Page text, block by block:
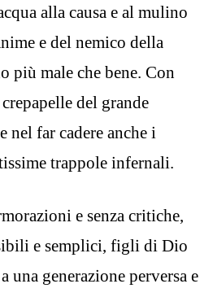
alla causa e al mulino
e del nemico della
più male che bene. Con
del grande
nel far cadere anche i
trappole infernali.
e senza critiche,
e semplici, figli di Dio
una generazione perversa e